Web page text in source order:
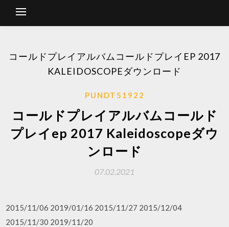
コールドプレイアルバムコールドプレイEP 2017
KALEIDOSCOPEダウンロード
PUNDT51922
コールドプレイアルバムコールド
プレイep 2017 Kaleidoscopeダウ
ンロード
07.02.2021
2015/11/06 2019/01/16 2015/11/27 2015/12/04
2015/11/30 2019/11/20